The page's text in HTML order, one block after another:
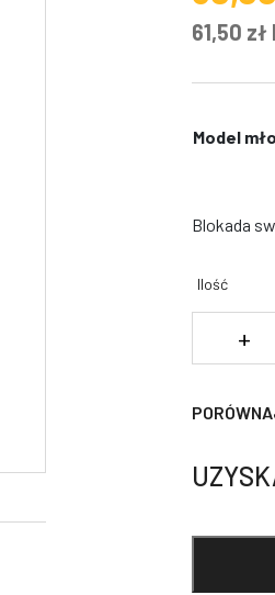
61,50
Model
Blokada
Ilość
+